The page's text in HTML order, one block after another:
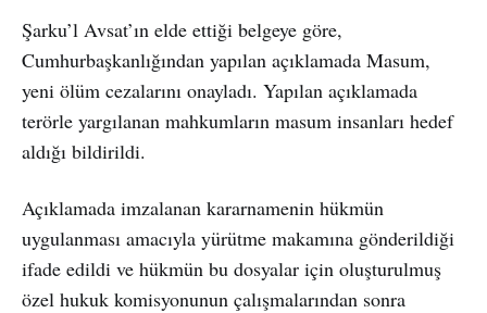
Şarku’l Avsat’ın elde ettiği belgeye göre,
Cumhurbaşkanlığından yapılan açıklamada Masum,
yeni ölüm cezalarını onayladı. Yapılan açıklamada
terörle yargılanan mahkumların masum insanları hedef
aldığı bildirildi.
Açıklamada imzalanan kararnamenin hükmün
uygulanması amacıyla yürütme makamına gönderildiği
ifade edildi ve hükmün bu dosyalar için oluşturulmuş
özel hukuk komisyonunun çalışmalarından sonra